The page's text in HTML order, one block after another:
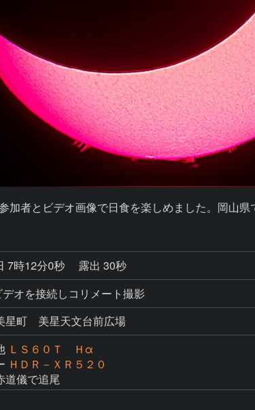
加者とビデオ画像で日食を楽しめました。岡山
7時12分0秒
露出 30秒
オを接続しコリメート撮影
星町 美星天文台前広場
ＬＳ６０Ｔ Ｈα
ＨＤＲ－ＸＲ５２０
道儀で追尾